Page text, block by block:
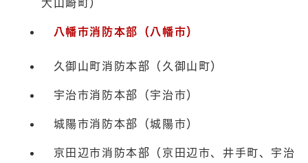
大山崎町）
八幡市消防本部（八幡市）
久御山町消防本部（久御山町）
宇治市消防本部（宇治市）
城陽市消防本部（城陽市）
京田辺市消防本部（京田辺市、井手町、宇治